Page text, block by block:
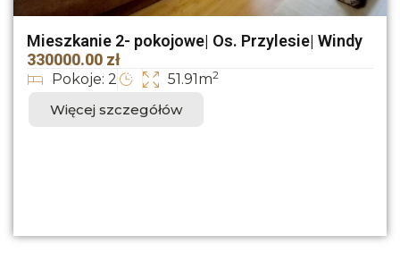
Mieszkanie 2- pokojowe| Os. Przylesie| Windy
330000.00 zł
Pokoje: 2 51.91m2
Więcej szczegółów